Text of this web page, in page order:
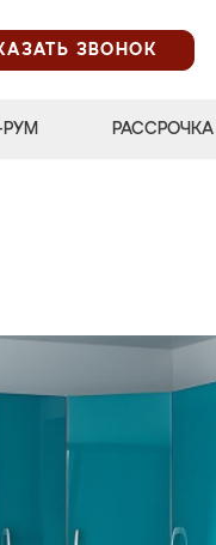
ЗВОНОК
РАССРОЧКА